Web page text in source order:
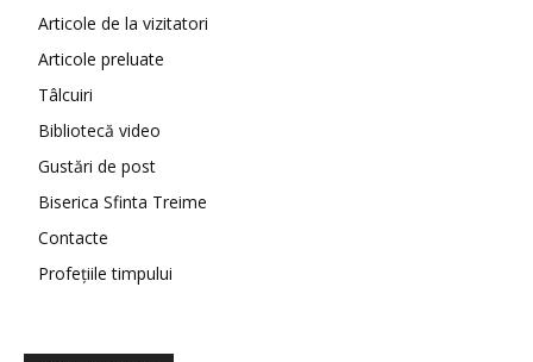
Articole de la vizitatori
Articole preluate
Tâlcuiri
Bibliotecă video
Gustări de post
Biserica Sfinta Treime
Contacte
Profețiile timpului